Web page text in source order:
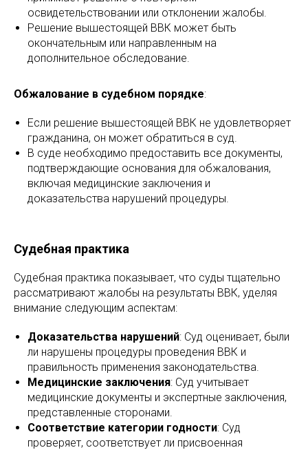
освидетельствовании или отклонении жалобы.
Решение вышестоящей ВВК может быть
окончательным или направленным на
дополнительное обследование.
Обжалование в судебном порядке:
Если решение вышестоящей ВВК не удовлетворяет
гражданина, он может обратиться в суд.
В суде необходимо предоставить все документы,
подтверждающие основания для обжалования,
включая медицинские заключения и
доказательства нарушений процедуры.
Судебная практика
Судебная практика показывает, что суды тщательно
рассматривают жалобы на результаты ВВК, уделяя
внимание следующим аспектам:
Доказательства нарушений: Суд оценивает, были
ли нарушены процедуры проведения ВВК и
правильность применения законодательства.
Медицинские заключения: Суд учитывает
медицинские документы и экспертные заключения,
представленные сторонами.
Соответствие категории годности: Суд
проверяет, соответствует ли присвоенная